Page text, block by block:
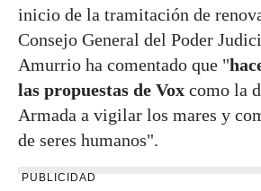
inicio de la tramitación de
Consejo General del Poder
Amurrio ha comentado que "
las propuestas de Vox como la
Armada a vigilar los mares y
de seres humanos".
PUBLICIDAD